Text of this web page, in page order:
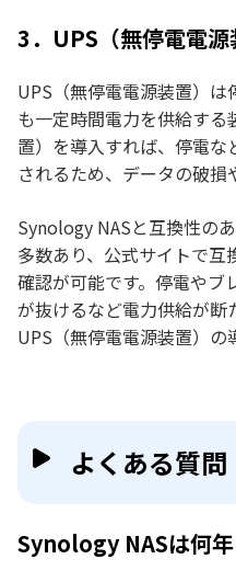
3．UPS（無停電電
UPS（無停電電源装置）
も一定時間電力を供給する
置）を導入すれば、停電
されるため、データの破損
Synology NASと互換性の
多数あり、公式サイトで
確認が可能です。停電やブ
が抜けるなど電力供給が断
UPS（無停電電源装置）の
よくある質問
Synology NASは何